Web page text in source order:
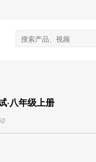
·八年级上册